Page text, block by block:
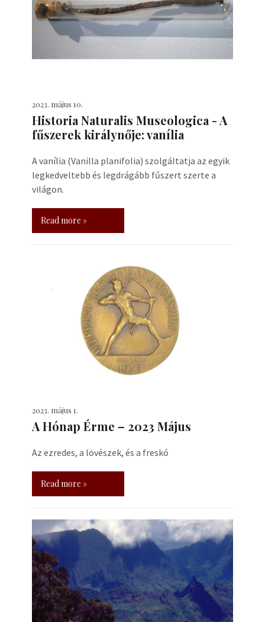
2023. május 10.
Historia Naturalis Museologica - A
fűszerek királynője: vanília
A vanília (Vanilla planifolia) szolgáltatja az egyik
legkedveltebb és legdrágább fűszert szerte a
világon.
Read more »
2023. május 1.
A Hónap Érme – 2023 Május
Az ezredes, a lövészek, és a freskó
Read more »